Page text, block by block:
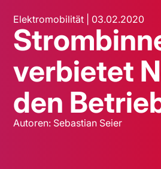
Elektromobilität | 03.02.2020
verbietet
den
Autoren: Sebastian Seier